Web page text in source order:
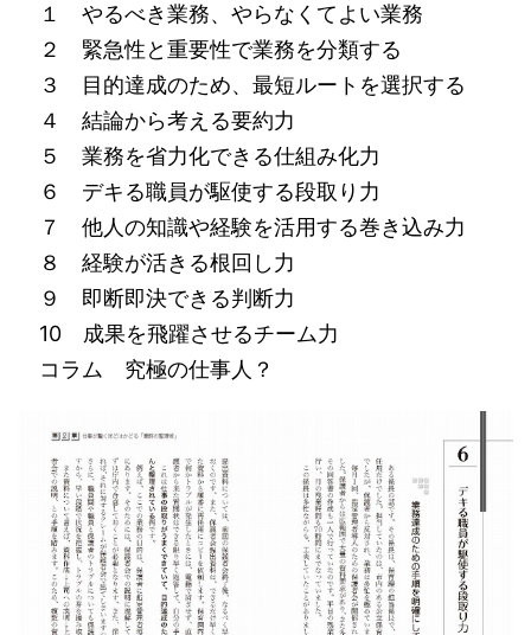
１ やるべき業務、やらなくてよい業務
２ 緊急性と重要性で業務を分類する
３ 目的達成のため、最短ルートを選択する
４ 結論から考える要約力
５ 業務を省力化できる仕組み化力
６ デキる職員が駆使する段取り力
７ 他人の知識や経験を活用する巻き込み力
８ 経験が活きる根回し力
９ 即断即決できる判断力
10 成果を飛躍させるチーム力
コラム 究極の仕事人？